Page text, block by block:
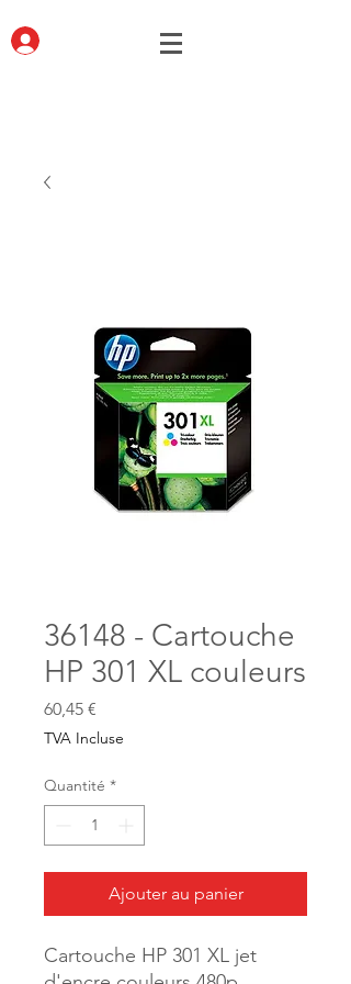
36148 - Cartouche
HP 301 XL couleurs
60,45 €
TVA Incluse
Quantité *
Ajouter au panier
Cartouche HP 301 XL jet